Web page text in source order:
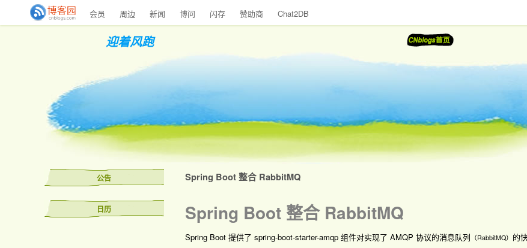
会员 周边 新闻 博问 闪存 赞助商 Chat2DB
迎着风跑
公告
日历
Spring Boot 整合 RabbitMQ
Spring Boot 整合 RabbitMQ
Spring Boot 提供了 spring-boot-starter-amqp 组件对实现了 AMQP 协议的消息队列 （RabbitMQ） 的